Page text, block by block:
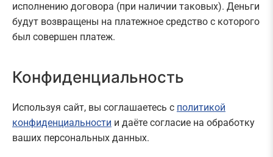
исполнению договора (при наличии таковых). Деньги
будут возвращены на платежное средство с которого
был совершен платеж.​
Конфиденциальность
Используя сайт, вы соглашаетесь с политикой
конфиденциальности и даёте согласие на обработку
ваших персональных данных.